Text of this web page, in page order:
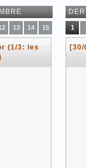
13 14 15
(1/3: les
1